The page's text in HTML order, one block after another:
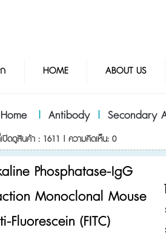
HOME ABOUT US
| Antibody | Secondary
ปิดดูสินค้า : 1611 | ความคิดเห็น: 0
Phosphatase-IgG
Monoclonal Mouse
Fluorescein (FITC)